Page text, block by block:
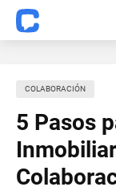
СOLABORACIÓN
5 Pasos